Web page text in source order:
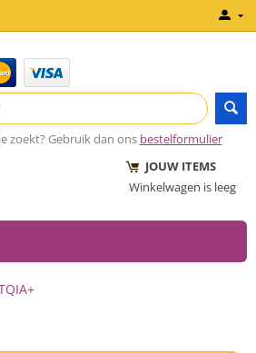
zoekt? Gebruik dan ons bestelformulier
JOUW ITEMS
Winkelwagen is leeg